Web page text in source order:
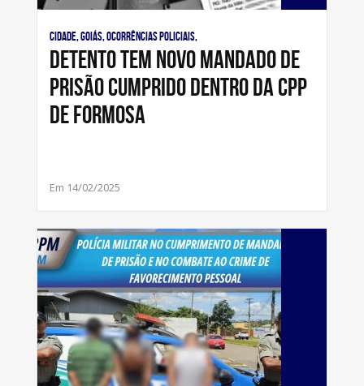
Cidade, Goiás, Ocorrências Policiais,
Detento tem novo mandado de
prisão cumprido dentro da CPP
de Formosa
Em 14/02/2025